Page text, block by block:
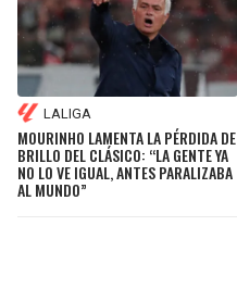
LALIGA
MOURINHO LAMENTA LA PÉRDIDA DE
BRILLO DEL CLÁSICO: “LA GENTE YA
NO LO VE IGUAL, ANTES PARALIZABA
AL MUNDO”